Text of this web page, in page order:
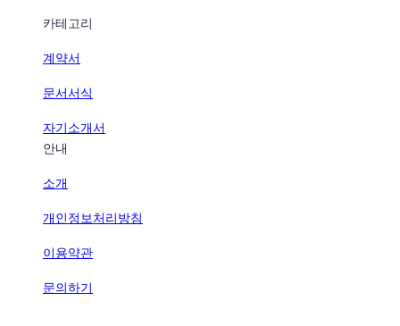
카테고리
계약서
문서서식
자기소개서
안내
소개
개인정보처리방침
이용약관
문의하기